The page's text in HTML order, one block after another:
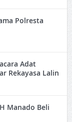
Polresta
Adat
Rekayasa Lalin
Manado Beli